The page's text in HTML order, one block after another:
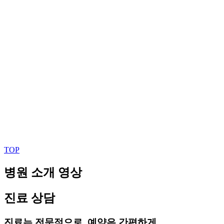
TOP
병원 소개 영상
진료 상담